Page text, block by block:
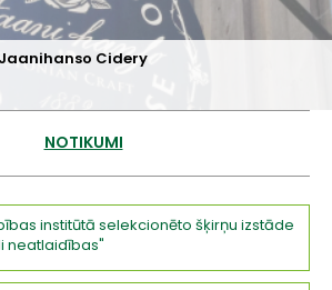
Cidery
NOTIKUMI
institūtā selekcionēto šķirņu izstāde
neatlaidības"